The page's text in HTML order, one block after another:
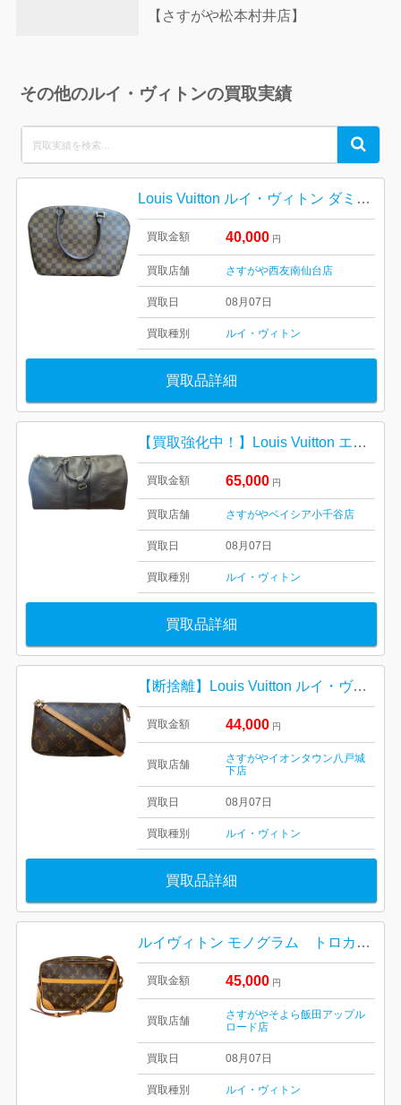
【さすがや松本村井店】
その他のルイ・ヴィトンの買取実績
for:
Search
Louis Vuitton ルイ・ヴィトン ダミエ・エベヌ キャンバス
買取金額 40,000 円
買取店舗 さすがや西友南仙台店
買取日 08月07日
買取種別 ルイ・ヴィトン
買取品詳細
【買取強化中！】Louis Vuitton エピ キーポル50 ルイ・ヴィトン ブランドバッグ
買取金額 65,000 円
買取店舗 さすがやベイシア小千谷店
買取日 08月07日
買取種別 ルイ・ヴィトン
買取品詳細
【断捨離】Louis Vuitton ルイ・ヴィトン ポシェット・アクセソワール
買取金額 44,000 円
買取店舗
さすがやイオンタウン八戸城
下店
買取日 08月07日
買取種別 ルイ・ヴィトン
買取品詳細
ルイヴィトン モノグラム トロカデロ27 M51274
買取金額 45,000 円
買取店舗
さすがやそよら飯田アップル
ロード店
買取日 08月07日
買取種別 ルイ・ヴィトン